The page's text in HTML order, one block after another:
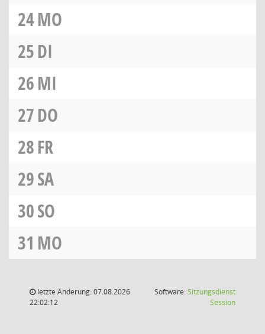
24MO
25DI
26MI
27DO
28FR
29SA
30SO
31 MO
letzte Änderung: 07.08.2026
22:02:12
Software:Sitzungsdienst
Session(Wird in